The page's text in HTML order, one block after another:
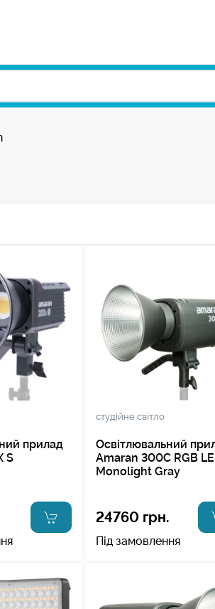
прилад
S
студійне світло
Освітлювальний
Amaran 300C RGB
Monolight Gray
24760 грн.
Під замовлення